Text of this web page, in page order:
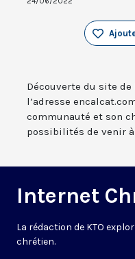
Découverte du site de
l’adresse
communauté et son
possibilités de venir à
Internet
La rédaction de KTO
chrétien.